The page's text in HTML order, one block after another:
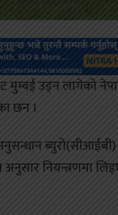
मुम्बई उड्न लागेको
छन ।
नियन्त्रणमा